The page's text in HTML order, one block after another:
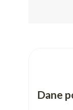
Dane